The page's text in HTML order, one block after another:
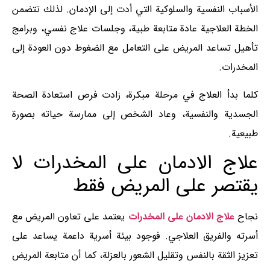
الأسباب النفسية والسلوكية التي أدت إلى الإدمان. لذلك تتضمن
الخطة العلاجية عادة متابعة طبية، وجلسات علاج نفسي، وبرامج
تأهيل تساعد المريض على التعامل مع الضغوط دون العودة إلى
المخدرات.
كلما بدأ العلاج في مرحلة مبكرة، زادت فرص استعادة الصحة
الجسدية والنفسية، وعاد الشخص إلى ممارسة حياته بصورة
طبيعية.
علاج الادمان على المخدرات لا
يقتصر على المريض فقط
نجاحعلاج الادمان على المخدرات يعتمد على تعاون المريض مع
أسرته والفريق العلاجي. فوجود بيئة أسرية داعمة يساعد على
تعزيز الثقة بالنفس وتقليل الشعور بالعزلة، كما أن متابعة المريض